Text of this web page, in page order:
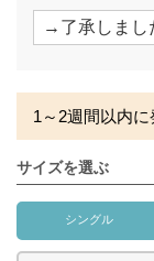
1～2週間以内
サイズを選ぶ
シングル